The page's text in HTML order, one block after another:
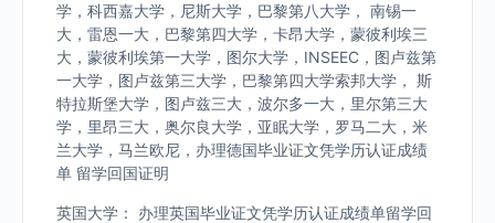
学，科西嘉大学，尼斯大学，巴黎第八大学， 南锡一
大，雷恩一大，巴黎第四大学，卡昂大学，蒙彼利埃三
大，蒙彼利埃第一大学，图尔大学，INSEEC，图卢兹第
一大学，图卢兹第三大学，巴黎第四大学索邦大学， 斯
特拉斯堡大学，图卢兹三大，波尔多一大，里尔第三大
学，里昂三大，奥尔良大学，亚眠大学，罗马二大，米
兰大学，马兰欧尼，办理德国毕业证文凭学历认证成绩
单 留学回国证明
英国大学： 办理英国毕业证文凭学历认证成绩单留学回